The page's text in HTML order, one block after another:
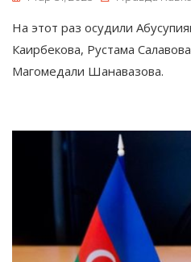
На этот раз осудили
Каирбекова, Рустама
Магомедали Шанавазова.